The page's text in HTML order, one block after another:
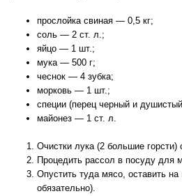
прослойка свиная — 0,5 кг;
соль — 2 ст. л.;
яйцо — 1 шт.;
мука — 500 г;
чеснок — 4 зубка;
морковь — 1 шт.;
специи (перец черный и
майонез — 1 ст. л.
Очистки лука (2 большие
Процедить рассол в посуду для
Опустить туда мясо, оставить
обязательно).